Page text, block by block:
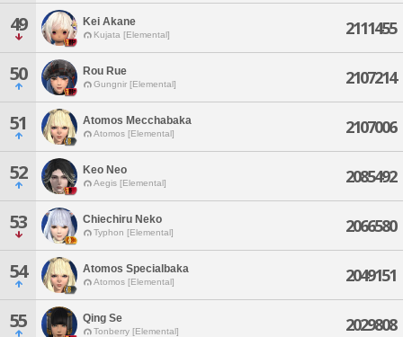
49 Kei Akane
Kujata [Elemental] 2111455
50 Rou Rue
Gungnir [Elemental] 2107214
51 Atomos Mecchabaka
Atomos [Elemental] 2107006
52 Keo Neo
Aegis [Elemental] 2085492
53 Chiechiru Neko
Typhon [Elemental] 2066580
54 Atomos Specialbaka
Atomos [Elemental] 2049151
55 Qing Se
Tonberry [Elemental] 2029808